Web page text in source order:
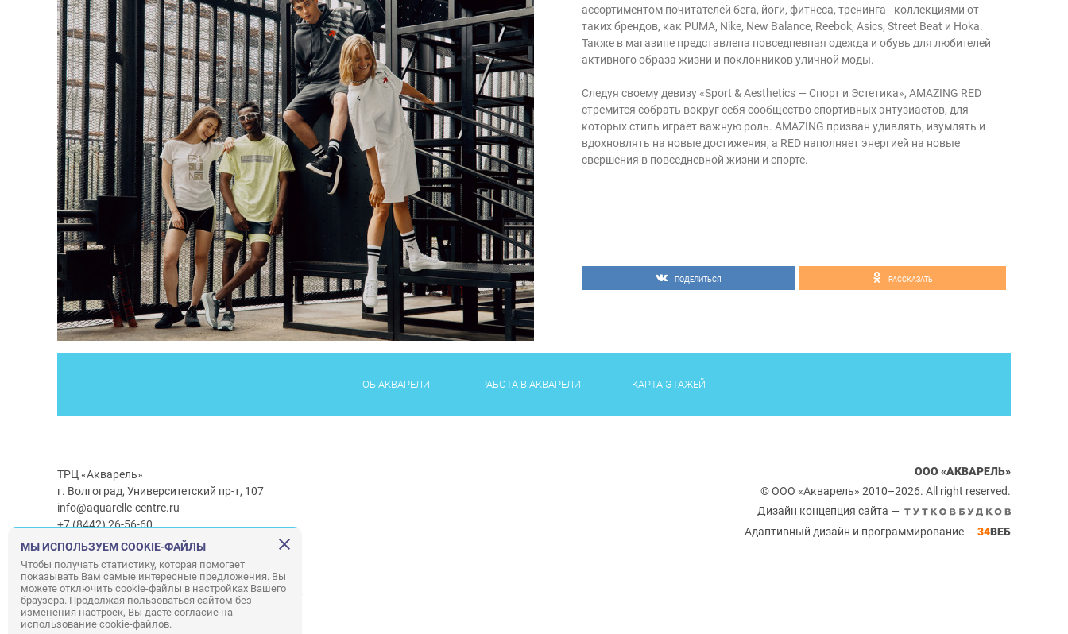
ассортиментом почитателей бега, йоги, фитнеса, тренинга - коллекциями от
таких брендов, как PUMA, Nike, New Balance, Reebok, Asics, Street Beat и Hoka.
Также в магазине представлена повседневная одежда и обувь для любителей
активного образа жизни и поклонников уличной моды.
Следуя своему девизу «Sport & Aesthetics — Спорт и Эстетика», AMAZING RED
стремится собрать вокруг себя сообщество спортивных энтузиастов, для
которых стиль играет важную роль. AMAZING призван удивлять, изумлять и
вдохновлять на новые достижения, а RED наполняет энергией на новые
свершения в повседневной жизни и спорте.
ПОДЕЛИТЬСЯ РАССКАЗАТЬ
ОБ АКВАРЕЛИ РАБОТА В АКВАРЕЛИ КАРТА ЭТАЖЕЙ
ТРЦ «Акварель»
г. Волгоград, Университетский пр-т, 107
info@aquarelle-centre.ru
+7 (8442) 26-56-60
Часы работы ТРЦ: с 10:00 до 22:00
Часы работы г/м Ашан:с 08:00 до 23:00
Часы работыг/мЛемана ПРО:с 08:00 до 22:00
Правила посещения ТРЦ «Акварель»
ООО «АКВАРЕЛЬ»
© ООО «Акварель» 2010–2026. All right reserved.
Дизайн концепция сайта —
Адаптивный дизайн и программирование — 34ВЕБ
МЫ ИСПОЛЬЗУЕМ COOKIE-ФАЙЛЫ
Чтобы получать статистику, которая помогает
показывать Вам самые интересные предложения. Вы
можете отключить cookie-файлы в настройках Вашего
браузера. Продолжая пользоваться сайтом без
изменения настроек, Вы даете согласие на
использование cookie-файлов.